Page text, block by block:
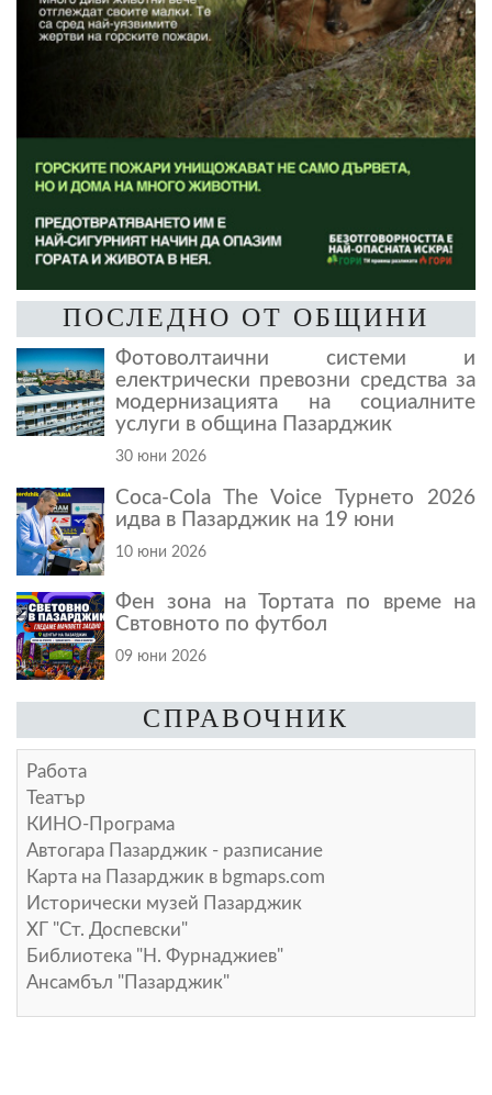
ПОСЛЕДНО ОТ ОБЩИНИ
Фотоволтаични системи и
електрически превозни средства за
модернизацията на социалните
услуги в община Пазарджик
30 юни 2026
Coca-Cola The Voice Турнето 2026
идва в Пазарджик на 19 юни
10 юни 2026
Фен зона на Тортата по време на
Свтовното по футбол
09 юни 2026
СПРАВОЧНИК
Работа
Театър
КИНО-Програма
Автогара Пазарджик - разписание
Карта на Пазарджик в bgmaps.com
Исторически музей Пазарджик
ХГ "Ст. Доспевски"
Библиотека "Н. Фурнаджиев"
Ансамбъл "Пазарджик"